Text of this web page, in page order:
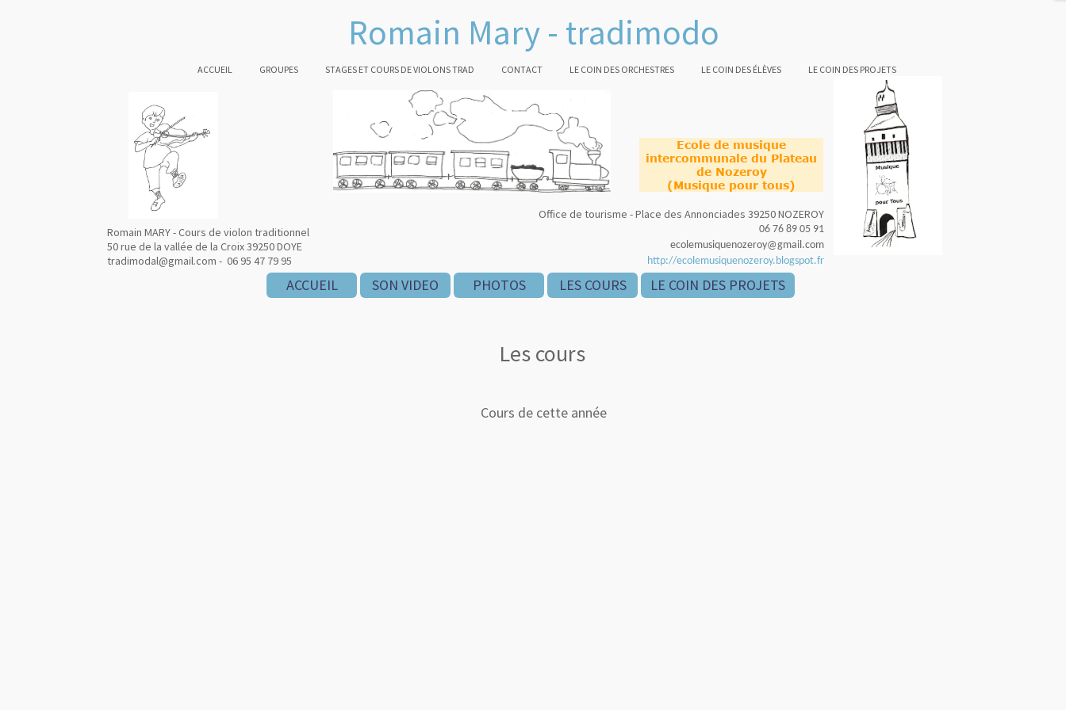
Romain Mary - tradimodo
ACCUEIL GROUPES STAGES ET COURS DE VIOLONS TRAD CONTACT LE COIN DES ORCHESTRES LE COIN DES ÉLÈVES LE COIN DES PROJETS
Cours de cette année
Ecole de musique
intercommunale du Plateau
de Nozeroy
(Musique pour tous)
Office de tourisme - Place des Annonciades 39250 NOZEROY
06 76 89 05 91
ecolemusiquenozeroy@gmail.com
http://ecolemusiquenozeroy.blogspot.fr
Romain MARY - Cours de violon traditionnel
50 rue de la vallée de la Croix 39250 DOYE
tradimodal@gmail.com - 06 95 47 79 95
ACCUEIL SON VIDEO PHOTOS LE COIN DES PROJETS
LES COURS
Les cours